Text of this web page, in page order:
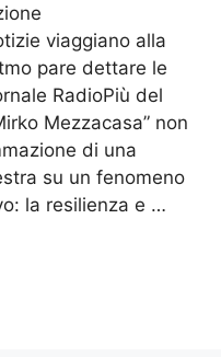
viaggiano alla
pare dettare le
RadioPiù del
Mezzacasa” non
di una
su un fenomeno
la resilienza e …